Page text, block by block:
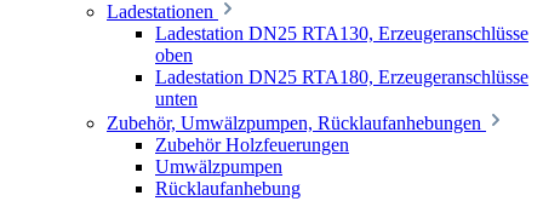
Ladestationen
Ladestation DN25 RTA130, Erzeugeranschlüsse
oben
Ladestation DN25 RTA180, Erzeugeranschlüsse
unten
Zubehör, Umwälzpumpen, Rücklaufanhebungen
Zubehör Holzfeuerungen
Umwälzpumpen
Rücklaufanhebung